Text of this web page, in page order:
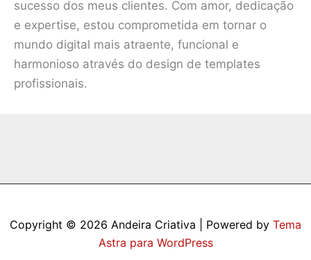
sucesso dos meus clientes. Com amor, dedicação
e expertise, estou comprometida em tornar o
mundo digital mais atraente, funcional e
harmonioso através do design de templates
profissionais.
Copyright © 2026 Andeira Criativa | Powered by Tema
Astra para WordPress